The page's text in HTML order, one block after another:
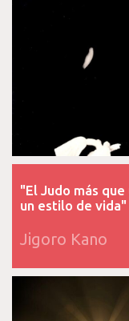
"El Judo más
un estilo de vida"
Jigoro Kano